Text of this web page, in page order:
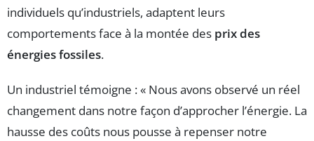
individuels qu’industriels, adaptent leurs
comportements face à la montée des prix des
énergies fossiles.
Un industriel témoigne : « Nous avons observé un réel
changement dans notre façon d’approcher l’énergie. La
hausse des coûts nous pousse à repenser notre